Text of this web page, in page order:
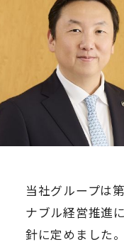
当社グループは
ナブル経営推進
針に定めました。